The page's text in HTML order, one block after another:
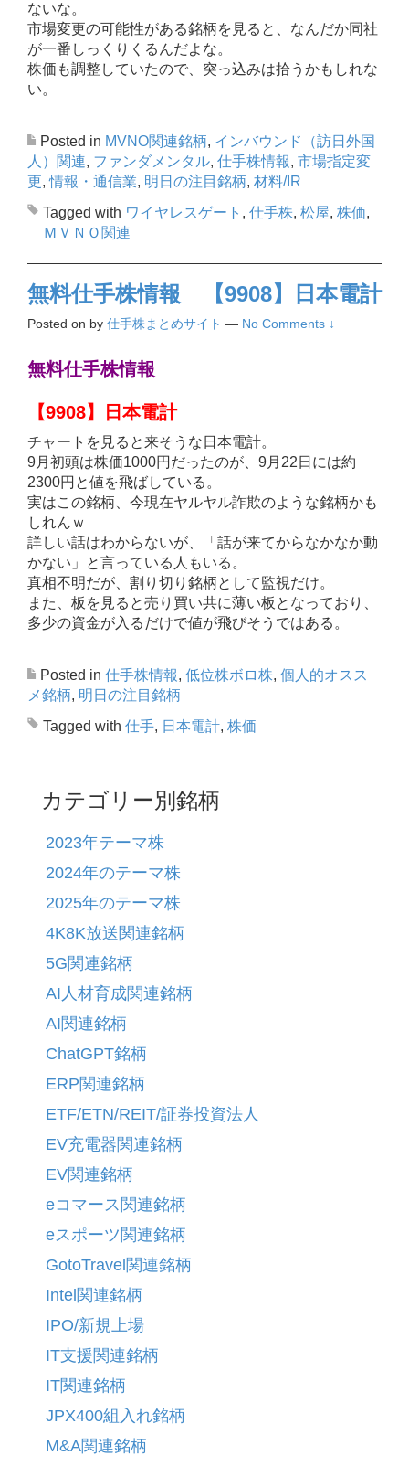
ないな。
市場変更の可能性がある銘柄を見ると、なんだか同社
が一番しっくりくるんだよな。
株価も調整していたので、突っ込みは拾うかもしれな
い。
Posted in MVNO関連銘柄, インバウンド（訪日外国
人）関連, ファンダメンタル, 仕手株情報, 市場指定変
更,情報・通信業, 明日の注目銘柄, 材料/IR
Tagged with ワイヤレスゲート , 仕手株, 松屋, 株価,
ＭＶＮＯ関連
無料仕手株情報 【9908】日本電計
Posted on by 仕手株まとめサイト — No Comments ↓
無料仕手株情報
【9908】日本電計
チャートを見ると来そうな日本電計。
9月初頭は株価1000円だったのが、9月22日には約
2300円と値を飛ばしている。
実はこの銘柄、今現在ヤルヤル詐欺のような銘柄かも
しれんｗ
詳しい話はわからないが、「話が来てからなかなか動
かない」と言っている人もいる。
真相不明だが、割り切り銘柄として監視だけ。
また、板を見ると売り買い共に薄い板となっており、
多少の資金が入るだけで値が飛びそうではある。
Posted in 仕手株情報, 低位株ボロ株, 個人的オスス
メ銘柄, 明日の注目銘柄
Tagged with 仕手, 日本電計, 株価
カテゴリー別銘柄
2023年テーマ株
2024年のテーマ株
2025年のテーマ株
4K8K放送関連銘柄
5G関連銘柄
AI人材育成関連銘柄
AI関連銘柄
ChatGPT銘柄
ERP関連銘柄
ETF/ETN/REIT/証券投資法人
EV充電器関連銘柄
EV関連銘柄
eコマース関連銘柄
eスポーツ関連銘柄
GotoTravel関連銘柄
Intel関連銘柄
IPO/新規上場
IT支援関連銘柄
IT関連銘柄
JPX400組入れ銘柄
M&A関連銘柄